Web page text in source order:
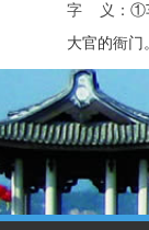
字 义： ①
大官的衙门。